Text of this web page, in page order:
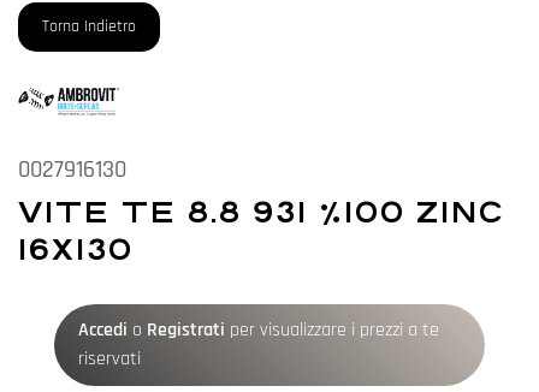
Torna Indietro
0027916130
VITE TE 8.8 931 %100 ZINC
16X130
Accedi o Registrati per visualizzare i prezzi a te
riservati